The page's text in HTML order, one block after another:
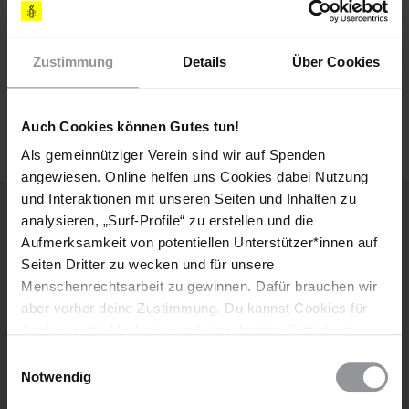
Zustimmung Details Über Cookies
Auch Cookies können Gutes tun!
Als gemeinnütziger Verein sind wir auf Spenden
angewiesen. Online helfen uns Cookies dabei Nutzung
und Interaktionen mit unseren Seiten und Inhalten zu
analysieren, „Surf-Profile“ zu erstellen und die
Aufmerksamkeit von potentiellen Unterstützer*innen auf
Seiten Dritter zu wecken und für unsere
Menschenrechtsarbeit zu gewinnen. Dafür brauchen wir
aber vorher deine Zustimmung. Du kannst Cookies für
wieder ändern. Diesen Banner kannst Du über den Link
Notwendig
Ich habe die
ihnen zu.
Weitere Artikel